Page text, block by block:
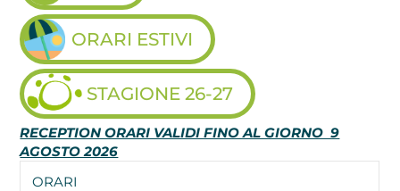
ORARI ESTIVI
STAGIONE 26-27
RECEPTION ORARI VALIDI FINO AL GIORNO 9
AGOSTO 2026
ORARI